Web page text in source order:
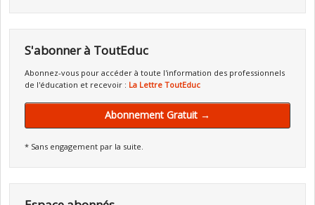
S'abonner à ToutEduc
Abonnez-vous pour accéder à toute l'information des professionnels
de l'éducation et recevoir : La Lettre ToutEduc
Abonnement Gratuit →
* Sans engagement par la suite.